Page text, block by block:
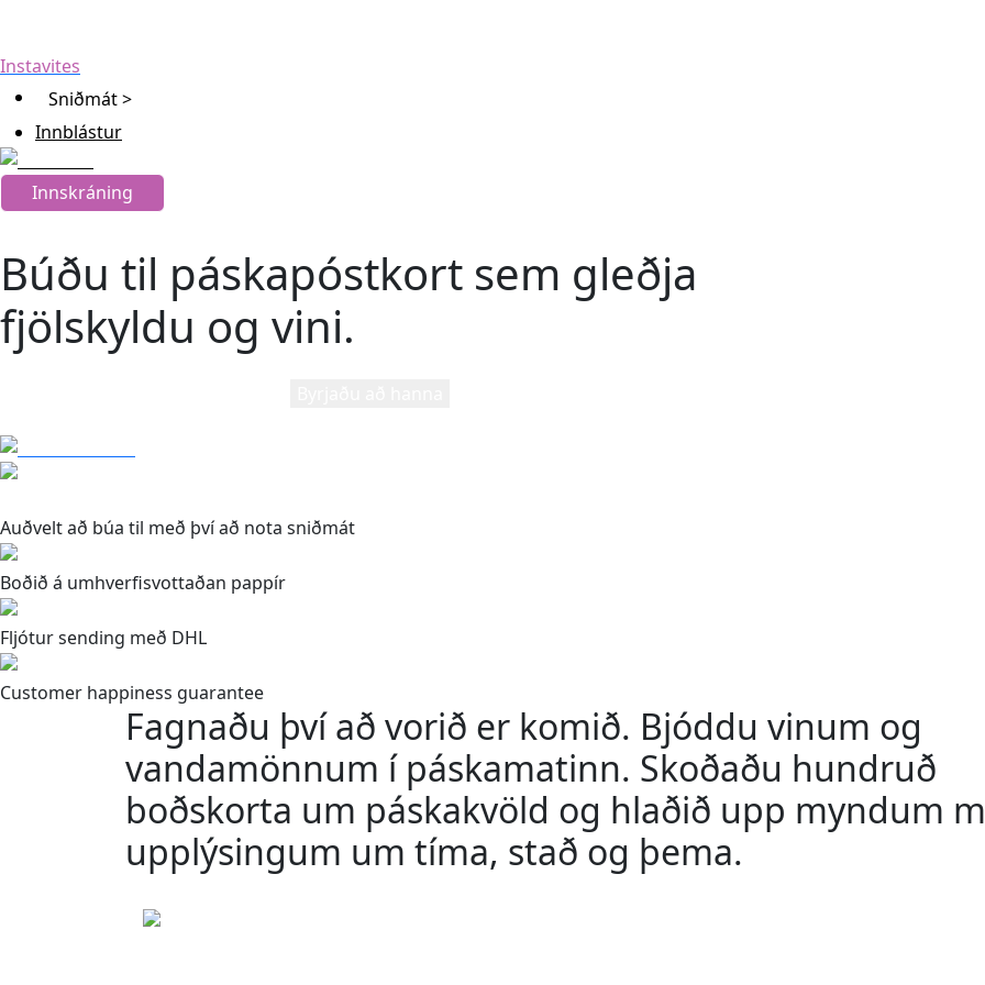
Instavites
Sniðmát >
Innblástur
Innskráning
Búðu til páskapóstkort sem gleðja
fjölskyldu og vini.
Auðvelt að búa til með því að nota sniðmát
Boðið á umhverfisvottaðan pappír
Fljótur sending með DHL
Customer happiness guarantee
Fagnaðu því að vorið er komið. Bjóddu vinum og
vandamönnum í páskamatinn. Skoðaðu hundruð
boðskorta um páskakvöld og hlaðið upp myndum
upplýsingum um tíma, stað og þema.